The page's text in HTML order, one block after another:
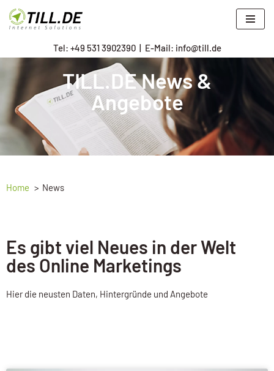
Zum
Tel: +49 531 3902390| E-Mail: info@till.de
TILL.DE News &
Angebote
Home News
Es gibt viel Neues in der Welt
des Online Marketings
Hier die neusten Daten, Hintergründe und Angebote